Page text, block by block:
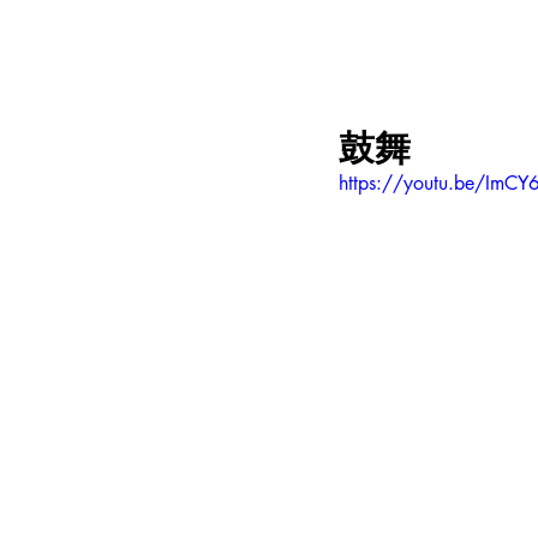
鼓舞
https://youtu.be/